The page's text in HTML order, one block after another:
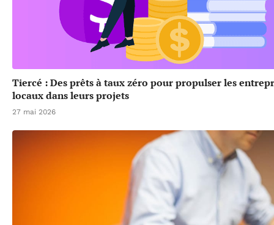
Tiercé : Des prêts à taux zéro pour propulser les
locaux dans leurs projets
27 mai 2026